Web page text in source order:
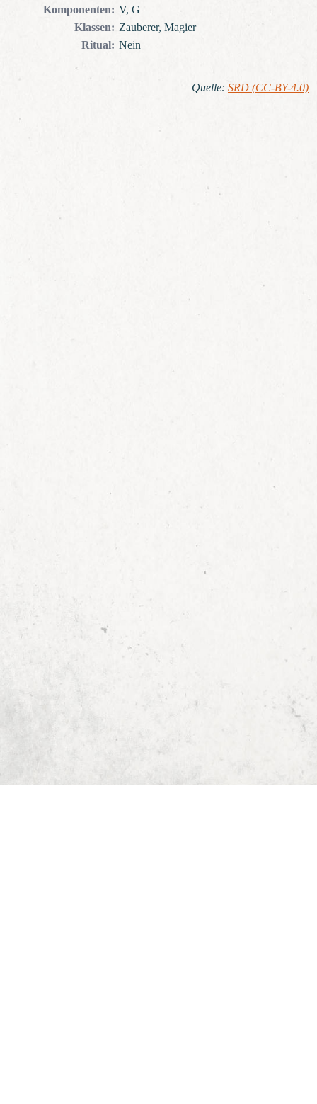
Komponenten: V, G
Klassen: Zauberer, Magier
Ritual: Nein
Quelle: SRD (CC-BY-4.0)